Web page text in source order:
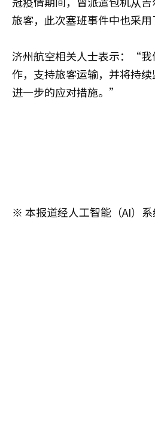
旅客，此次塞班事件中也采用
济州航空相关人士表示：“我
作，支持旅客运输，并将持
进一步的应对措施。”
※ 本报道经人工智能（AI）系